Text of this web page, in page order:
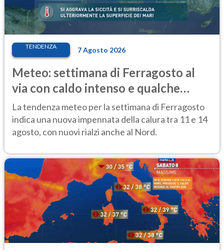
TENDENZA 7 Agosto 2026
Meteo: settimana di Ferragosto al
via con caldo intenso e qualche
temporale
La tendenza meteo per la settimana di Ferragosto
indica una nuova impennata della calura tra 11 e 14
agosto, con nuovi rialzi anche al Nord.